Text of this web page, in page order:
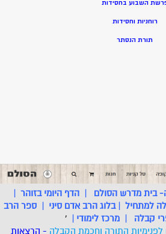
השבוע בחסידות
רוחניות וחסידות
תורת הנסתר
בית מדרש הסולם |הדף היומי בזוהר |
למתחיל |בלוג הרב אדם סיני |ספר הרב
קבלה | מרכז לימודי |
'
התורה וחכמת הקבלה - הרצאות